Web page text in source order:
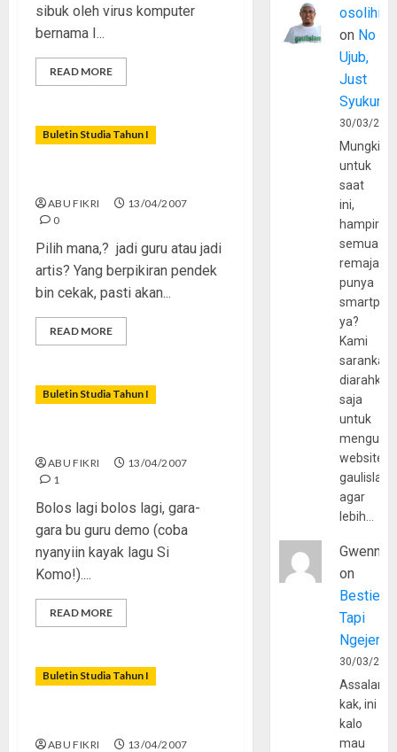
sibuk oleh virus komputer
bernama I...
READ MORE
Buletin Studia Tahun I
ABU FIKRI
13/04/2007
0
Pilih mana,? jadi guru atau jadi
artis? Yang berpikiran pendek
bin cekak, pasti akan...
READ MORE
Buletin Studia Tahun I
ABU FIKRI
13/04/2007
1
Bolos lagi bolos lagi, gara-
gara bu guru demo (coba
nyanyiin kayak lagu Si
Komo!)....
READ MORE
Buletin Studia Tahun I
ABU FIKRI
13/04/2007
osolihin
on No
Ujub,
Just
Syukur
30/03/
Mungkin
untuk
saat
ini,
hampir
semua
remaja
punya
ya?
Kami
sarankan,
diarahkan
saja
untuk
website
agar
lebih…
Gwenny
on
Bestie
Tapi
30/03/
kak, ini
kalo
mau